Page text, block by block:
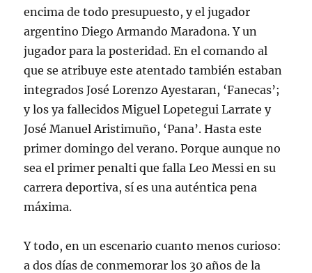
encima de todo presupuesto, y el jugador
argentino Diego Armando Maradona. Y un
jugador para la posteridad. En el comando al
que se atribuye este atentado también estaban
integrados José Lorenzo Ayestaran, ‘Fanecas’;
y los ya fallecidos Miguel Lopetegui Larrate y
José Manuel Aristimuño, ‘Pana’. Hasta este
primer domingo del verano. Porque aunque no
sea el primer penalti que falla Leo Messi en su
carrera deportiva, sí es una auténtica pena
máxima.
Y todo, en un escenario cuanto menos curioso:
a dos días de conmemorar los 30 años de la